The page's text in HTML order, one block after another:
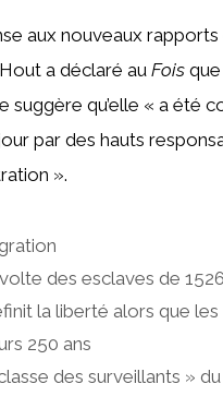
aux nouveaux rapports
a déclaré au Fois
suggère qu’elle « a été
par des hauts
».
des esclaves de
la liberté alors que
250 ans
des surveillants »